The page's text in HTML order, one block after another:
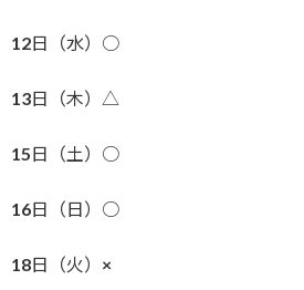
12日（水）○
13日（木）△
15日（土）○
16日（日）○
18日（火）×